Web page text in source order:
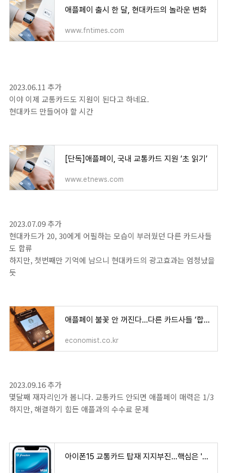
애플페이 출시 한 달, 현대카드의 놀라운 변화
www.fntimes.com
2023.06.11 추가
이야 이제 교통카드도 지원이 된다고 하네요.
현대카드 만들어야 할 시간
[단독]애플페이, 국내 교통카드 지원 ‘초 읽기’
www.etnews.com
2023.07.09 추가
현대카드가 20, 30에게 어필하는 모습이 부러웠던 다른 카드사들
도 합류
하지만, 첫번째만 기억에 남으니 현대카드의 광고효과는 엄청났을
듯
애플페이 불꽃 안 꺼진다…다른 카드사들 ‘합류각’ 나와
economist.co.kr
2023.09.16 추가
몇달째 재자리인가 봅니다. 교통카드 안되면 애플페이 매력은 1/3
하지만, 해결하기 힘든 애플과의 수수료 문제
아이폰15 교통카드 탑재 지지부진…핵심은 '수수료'